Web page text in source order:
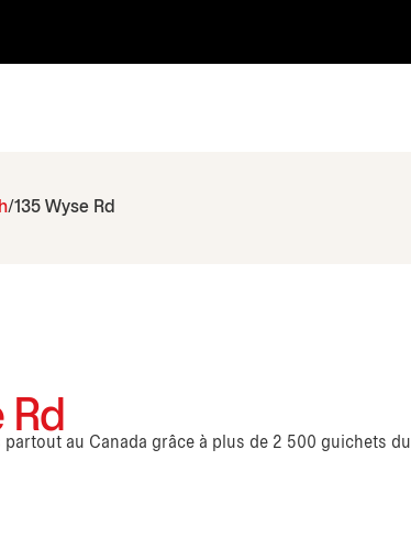
135 Wyse Rd
au Canada grâce à plus de 2 500 guichets du